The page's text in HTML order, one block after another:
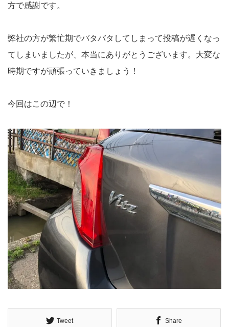
方で感謝です。
弊社の方が繁忙期でバタバタしてしまって投稿が遅くなっ
てしまいましたが、本当にありがとうございます。大変な
時期ですが頑張っていきましょう！
今回はこの辺で！
Tweet Share